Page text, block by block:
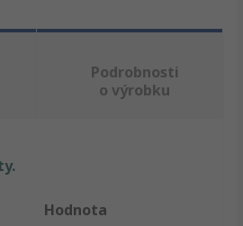
Podrobnosti
o výrobku
Hodnota